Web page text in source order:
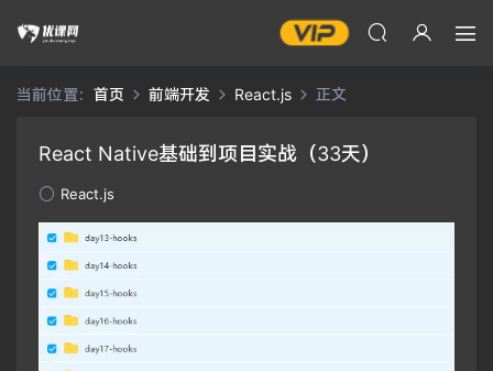
当前位置： 首页 前端开发 React.js 正文
React Native基础到项目实战（33天）
React.js